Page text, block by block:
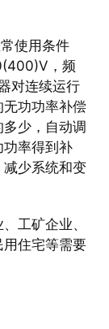
使用条件
，频
对连续运行
功功率补偿
少，自动调
率得到补
少系统和变
工矿企业、
住宅等需要